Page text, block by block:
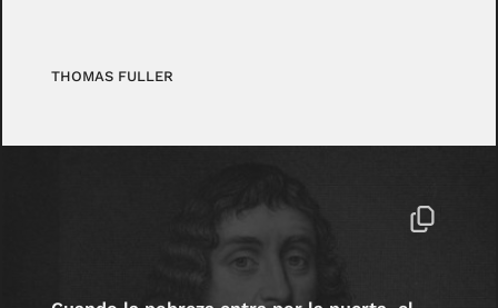
THOMAS FULLER